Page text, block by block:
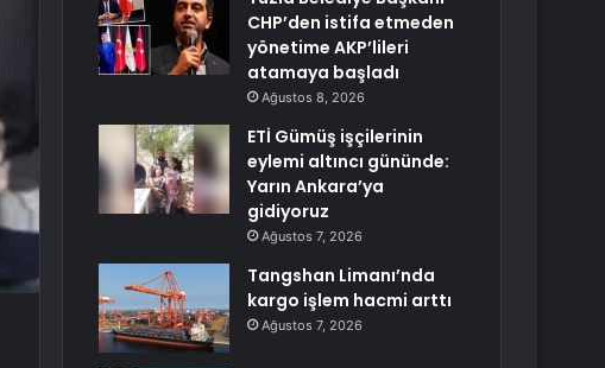
CHP’den istifa etmeden
yönetime AKP’lileri
atamaya başladı
Ağustos 8, 2026
ETİ Gümüş işçilerinin
eylemi altıncı gününde:
Yarın Ankara’ya
gidiyoruz
Ağustos 7, 2026
Tangshan Limanı’nda
kargo işlem hacmi arttı
Ağustos 7, 2026